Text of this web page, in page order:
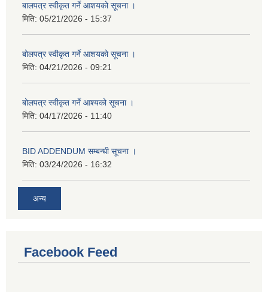
बालपत्र स्वीकृत गर्ने आशयको सूचना ।
मिति: 05/21/2026 - 15:37
बोलपत्र स्वीकृत गर्ने आशयको सूचना ।
मिति: 04/21/2026 - 09:21
बोलपत्र स्वीकृत गर्ने आश्यको सूचना ।
मिति: 04/17/2026 - 11:40
BID ADDENDUM सम्बन्धी सूचना ।
मिति: 03/24/2026 - 16:32
अन्य
Facebook Feed